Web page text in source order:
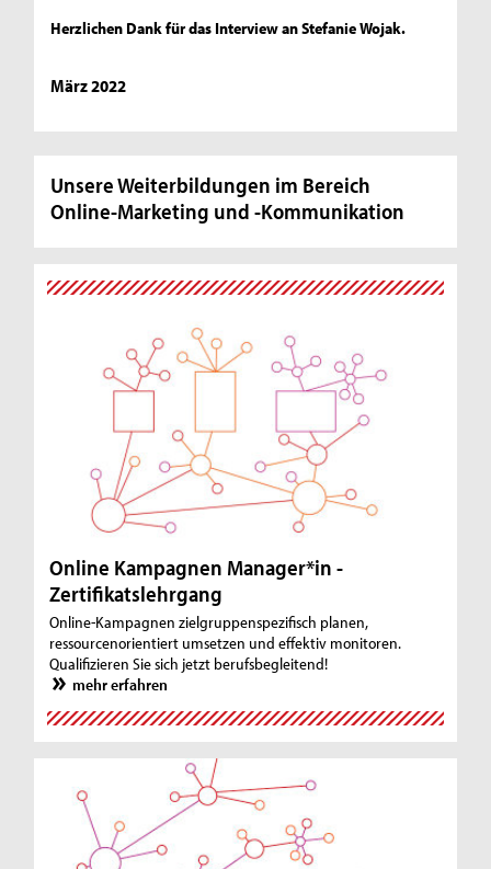
Herzlichen Dank für das Interview an Stefanie Wojak.
März 2022
Unsere Weiterbildungen im Bereich
Online-Marketing und -Kommunikation
Online Kampagnen Manager*in -
Zertifikatslehrgang
Online-Kampagnen zielgruppenspezifisch planen,
ressourcenorientiert umsetzen und effektiv monitoren.
Qualifizieren Sie sich jetzt berufsbegleitend!
mehr erfahren